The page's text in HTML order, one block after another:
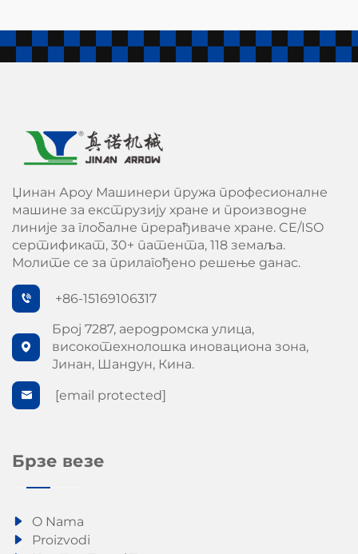
Џинан Ароу Машинери пружа професионалне
машине за екструзију хране и производне
линије за глобалне прерађиваче хране. CE/ISO
сертификат, 30+ патента, 118 земаља.
Молите се за прилагођено решење данас.
+86-15169106317
Број 7287, аеродромска улица,
високотехнолошка иновациона зона,
Јинан, Шандун, Кина.
[email protected]
Брзе везе
O Nama
Proizvodi